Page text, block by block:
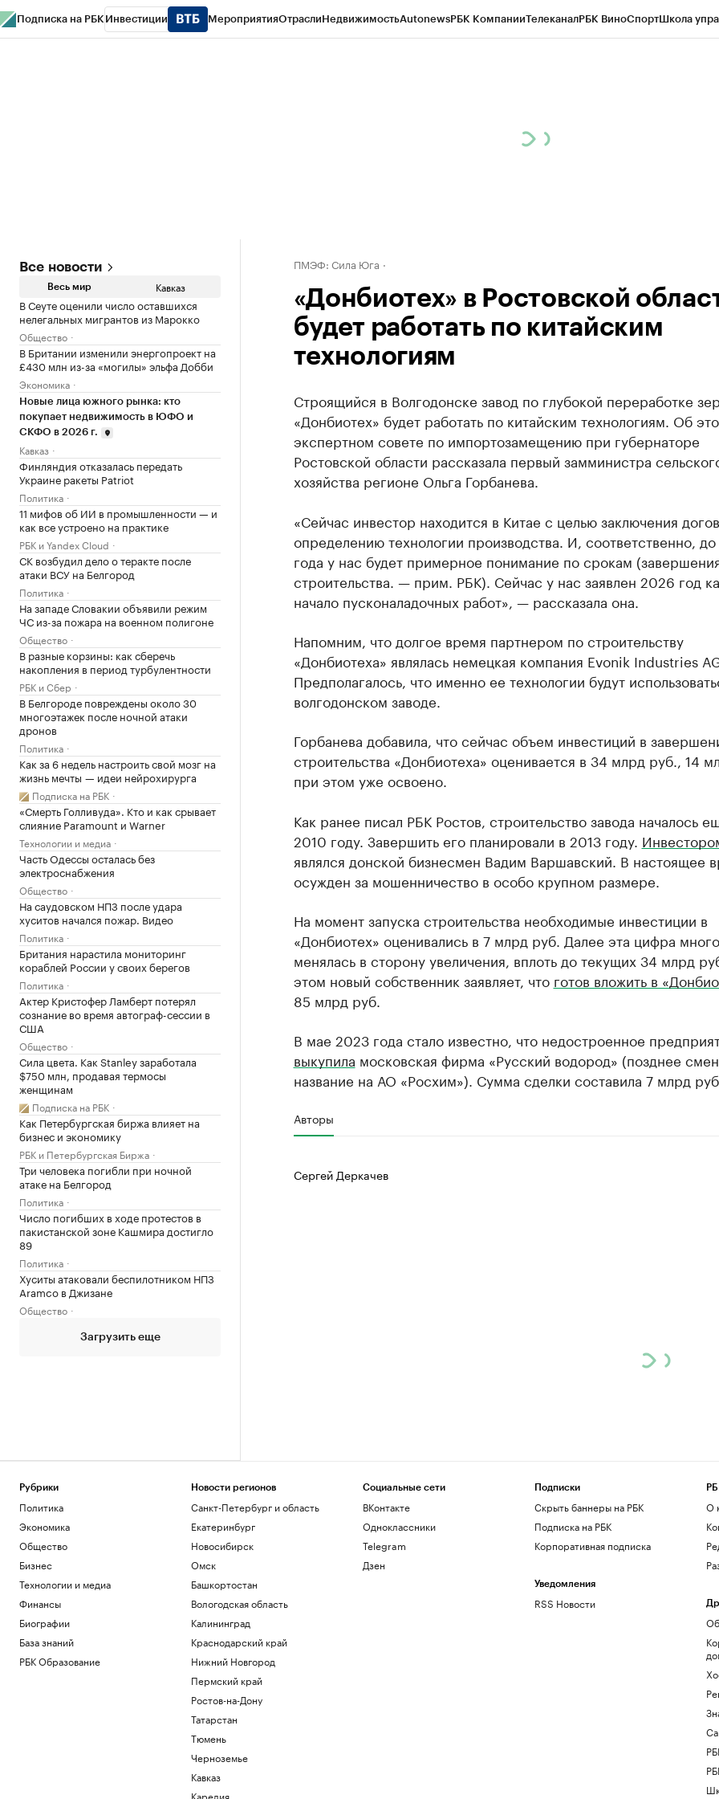
Подписка на РБК Инвестиции МероприятияОтраслиНедвижимостьAutonewsРБК КомпанииТелеканалРБК ВиноСпортШкола
Все новости
Весь мир Кавказ
В Сеуте оценили число оставшихся
нелегальных мигрантов из Марокко
Общество
В Британии изменили энергопроект на
£430 млн из-за «могилы» эльфа Добби
Экономика
Новые лица южного рынка: кто
покупает недвижимость в ЮФО и
СКФО в 2026 г.
Кавказ
Финляндия отказалась передать
Украине ракеты Patriot
Политика
11 мифов об ИИ в промышленности — и
как все устроено на практике
РБК и Yandex Cloud
СК возбудил дело о теракте после
атаки ВСУ на Белгород
Политика
На западе Словакии объявили режим
ЧС из-за пожара на военном полигоне
Общество
В разные корзины: как сберечь
накопления в период турбулентности
РБК и Сбер
В Белгороде повреждены около 30
многоэтажек после ночной атаки
дронов
Политика
Как за 6 недель настроить свой мозг на
жизнь мечты — идеи нейрохирурга
Подписка на РБК
«Смерть Голливуда». Кто и как срывает
слияние Paramount и Warner
Технологии и медиа
Часть Одессы осталась без
электроснабжения
Общество
На саудовском НПЗ после удара
хуситов начался пожар. Видео
Политика
Британия нарастила мониторинг
кораблей России у своих берегов
Политика
Актер Кристофер Ламберт потерял
сознание во время автограф-сессии в
США
Общество
Сила цвета. Как Stanley заработала
$750 млн, продавая термосы
женщинам
Подписка на РБК
Как Петербургская биржа влияет на
бизнес и экономику
РБК и Петербургская Биржа
Три человека погибли при ночной
атаке на Белгород
Политика
Число погибших в ходе протестов в
пакистанской зоне Кашмира достигло
89
Политика
Хуситы атаковали беспилотником НПЗ
Aramco в Джизане
Общество
Загрузить еще
ПМЭФ: Сила Юга
«Донбиотех» в Ростовской
будет работать по китайским
технологиям
Строящийся в Волгодонске завод по глубокой переработке
«Донбиотех» будет работать по китайским технологиям. Об
экспертном совете по импортозамещению при губернаторе
Ростовской области рассказала первый замминистра
хозяйства регионе Ольга Горбанева.
«Сейчас инвестор находится в Китае с целью заключения
определению технологии производства. И, соответственно,
года у нас будет примерное понимание по срокам
строительства. — прим. РБК). Сейчас у нас заявлен 2026 год
начало пусконаладочных работ», — рассказала она.
Напомним, что долгое время партнером по строительству
«Донбиотеха» являлась немецкая компания Evonik Industries
Предполагалось, что именно ее технологии будут
волгодонском заводе.
Горбанева добавила, что сейчас объем инвестиций в
строительства «Донбиотеха» оценивается в 34 млрд руб., 14
при этом уже освоено.
Как ранее писал РБК Ростов, строительство завода началось
2010 году. Завершить его планировали в 2013 году.
являлся донской бизнесмен Вадим Варшавский. В настоящее
осужден за мошенничество в особо крупном размере.
На момент запуска строительства необходимые инвестиции в
«Донбиотех» оценивались в 7 млрд руб. Далее эта цифра
менялась в сторону увеличения, вплоть до текущих 34 млрд
этом новый собственник заявляет, что готов вложить в
85 млрд руб.
В мае 2023 года стало известно, что недостроенное
выкупила московская фирма «Русский водород» (позднее
название на АО «Росхим»). Сумма сделки составила 7 млрд
Авторы
Сергей Деркачев
Рубрики
Политика
Экономика
Общество
Бизнес
Технологии и медиа
Финансы
Биографии
База знаний
РБК Образование
Новости регионов
Санкт-Петербург и область
Екатеринбург
Новосибирск
Омск
Башкортостан
Вологодская область
Калининград
Краснодарский край
Нижний Новгород
Пермский край
Ростов-на-Дону
Татарстан
Тюмень
Черноземье
Кавказ
Карелия
Социальные сети
ВКонтакте
Одноклассники
Telegram
Дзен
Подписки
Скрыть баннеры на РБК
Подписка на РБК
Корпоративная подписка
Уведомления
RSS Новости
О